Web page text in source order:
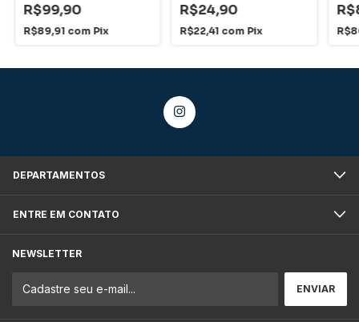
R$99,90
R$89,91 com Pix
R$24,90
R$22,41 com Pix
DEPARTAMENTOS
ENTRE EM CONTATO
NEWSLETTER